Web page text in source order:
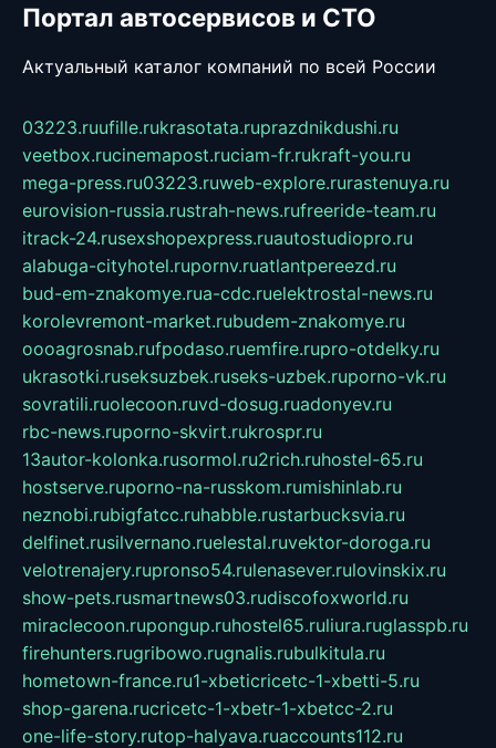
Портал автосервисов и СТО
Актуальный каталог компаний по всей России
03223.ruufille.rukrasotata.ruprazdnikdushi.ru
veetbox.rucinemapost.ruciam-fr.rukraft-you.ru
mega-press.ru03223.ruweb-explore.rurastenuya.ru
eurovision-russia.rustrah-news.rufreeride-team.ru
itrack-24.rusexshopexpress.ruautostudiopro.ru
alabuga-cityhotel.rupornv.ruatlantpereezd.ru
bud-em-znakomye.rua-cdc.ruelektrostal-news.ru
korolevremont-market.rubudem-znakomye.ru
oooagrosnab.rufpodaso.ruemfire.rupro-otdelky.ru
ukrasotki.ruseksuzbek.ruseks-uzbek.ruporno-vk.ru
sovratili.ruolecoon.ruvd-dosug.ruadonyev.ru
rbc-news.ruporno-skvirt.rukrospr.ru
13autor-kolonka.rusormol.ru2rich.ruhostel-65.ru
hostserve.ruporno-na-russkom.rumishinlab.ru
neznobi.rubigfatcc.ruhabble.rustarbucksvia.ru
delfinet.rusilvernano.ruelestal.ruvektor-doroga.ru
velotrenajery.rupronso54.rulenasever.rulovinskix.ru
show-pets.rusmartnews03.rudiscofoxworld.ru
miraclecoon.rupongup.ruhostel65.ruliura.ruglasspb.ru
firehunters.rugribowo.rugnalis.rubulkitula.ru
hometown-france.ru1-xbeticricetc-1-xbetti-5.ru
shop-garena.rucricetc-1-xbetr-1-xbetcc-2.ru
one-life-story.rutop-halyava.ruaccounts112.ru